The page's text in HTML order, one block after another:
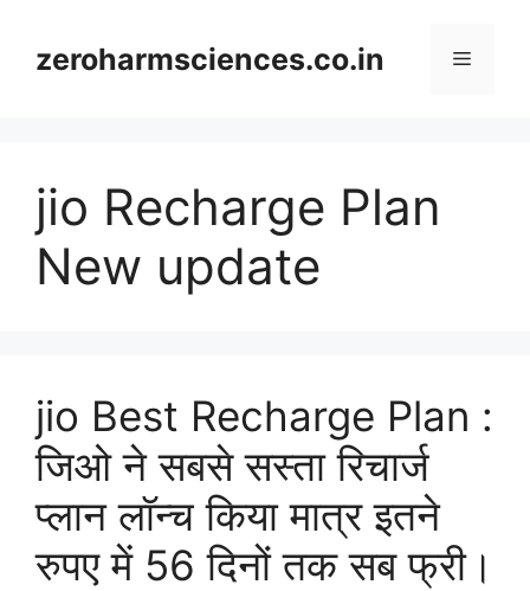
contentzeroharmsciences.co.in Menu
jio Recharge Plan
New update
jio Best Recharge Plan :
जिओ ने सबसे सस्ता रिचार्ज
प्लान लॉन्च किया मात्र इतने
रुपए में 56 दिनों तक सब फ्री।